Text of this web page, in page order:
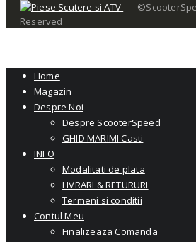
Reserved
Home
Magazin
Despre Noi
Despre ScooterSpeed
GHID MARIMI Casti
INFO
Modalitati de plata
LIVRARI & RETURURI
Termeni si conditii
Contul Meu
Finalizeaza Comanda